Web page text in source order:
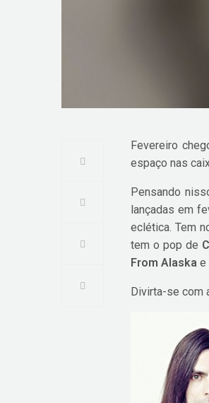
Fevereiro
espaço nas
Pensando
lançadas em
eclética. Tem
tem o pop de
From Alaska e
Divirta-se com